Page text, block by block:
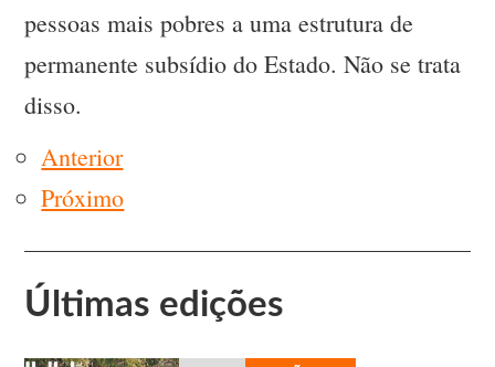
pessoas mais pobres a uma estrutura de
permanente subsídio do Estado. Não se trata
disso.
Anterior
Próximo
Últimas edições